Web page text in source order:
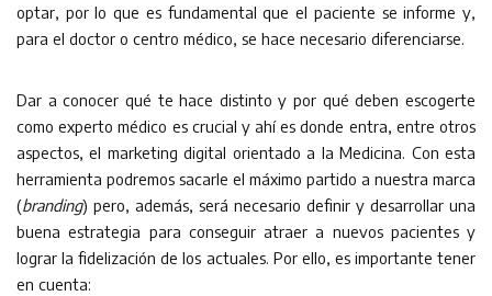
optar, por lo que es fundamental que el paciente se informe y,
para el doctor o centro médico, se hace necesario diferenciarse.
Dar a conocer qué te hace distinto y por qué deben escogerte
como experto médico es crucial y ahí es donde entra, entre otros
aspectos, el marketing digital orientado a la Medicina. Con esta
herramienta podremos sacarle el máximo partido a nuestra marca
(branding) pero, además, será necesario definir y desarrollar una
buena estrategia para conseguir atraer a nuevos pacientes y
lograr la fidelización de los actuales. Por ello, es importante tener
en cuenta: